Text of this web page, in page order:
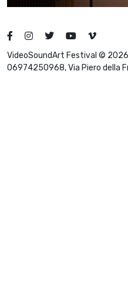
VideoSoundArt Festival ©
06974250968, Via Piero della